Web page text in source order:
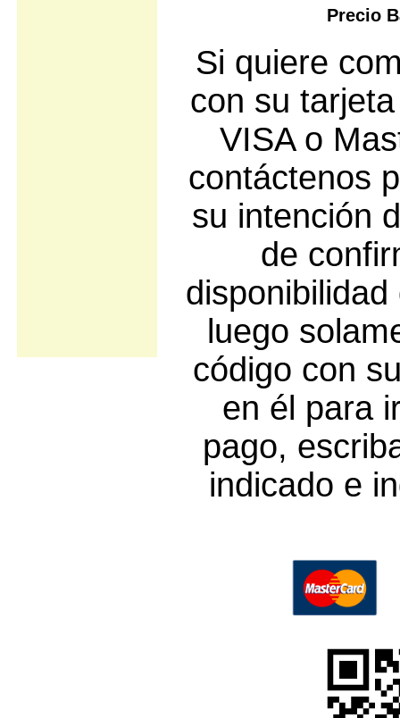
Precio
Si quiere
con su
VISA o
contáctenos
su intención
de
luego
código con
en él para
pago,
indicado e